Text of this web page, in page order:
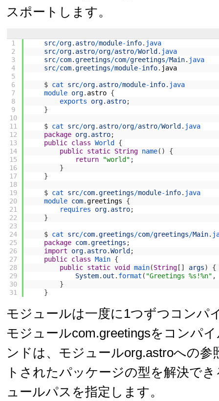
スポートします。
1
2
3
4
5
6
7
8
9
10
11
12
13
14
15
16
17
18
19
20
21
22
23
24
25
26
27
28
29
30
31
src/org. astro/module-info. java
src/org. astro/org/astro/World . java
src/com.greetings/com/greetings/Main. java
src/com.greetings/module-info. java
$ cat src/org. astro/module-info. java
module org. astro {
exports org. astro;
}
$ cat src/org. astro/org/astro/World . java
package org. astro;
public class World
{
public static String name( )
{
return
"world" ;
}
}
$ cat src/com.greetings/module-info. java
module com.greetings
{
requires org. astro;
}
$ cat src/com.greetings/com/greetings/Main.
package com.greetings ;
import
org. astro.World ;
public class Main {
public static void main(String [ ] args)
{
System. out . format ( "Greetings %s!%n" ,
}
}
モジュールは一度に1つずつコンパ
モジュールcom.greetingsをコンパ
ンドは、モジュールorg.astroへの参
トされたパッケージの型を解決で
ュールパスを指定します。